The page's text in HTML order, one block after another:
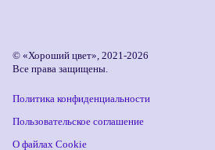
© «Хороший цвет», 2021-2026
Все права защищены.
Политика конфиденциальности
Пользовательское соглашение
О файлах Cookie